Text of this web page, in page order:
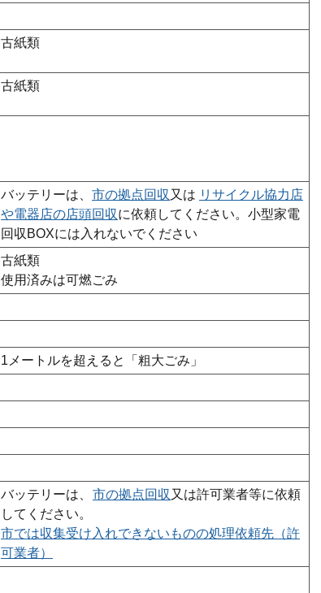
古紙類
古紙類
バッテリーは、 市の拠点回収 又は リサイクル協力店
や電器店の店頭回収に依頼してください。小型家電
回収BOXには入れないでください
古紙類
使用済みは可燃ごみ
1メートルを超えると「粗大ごみ」
バッテリーは、 市の拠点回収 又は許可業者等に依頼
してください。
市では収集受け入れできないものの処理依頼先（許
可業者）